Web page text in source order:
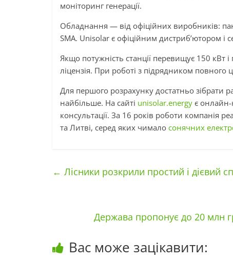
моніторинг генерації.
Обладнання — від офіційних виробників:
SMA. Unisolar є офіційним дистриб’ютором і
Якщо потужність станції перевищує 150
ліцензія. При роботі з підрядником
Для першого розрахунку достатньо зібрати
найбільше. На сайті unisolar.energy є
консультації. За 16 років роботи компанія
та Литві, серед яких чимало сонячних
← Лісники розкрили простий і дієвий
Держава пропонує до 20 млн
Вас може зацікавити: